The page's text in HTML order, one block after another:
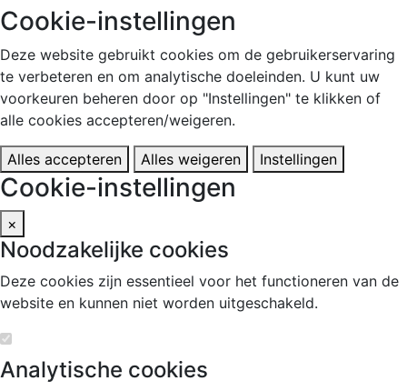
Cookie-instellingen
Deze website gebruikt cookies om de gebruikerservaring
te verbeteren en om analytische doeleinden. U kunt uw
voorkeuren beheren door op "Instellingen" te klikken of
alle cookies accepteren/weigeren.
Alles accepteren Alles weigeren Instellingen
Cookie-instellingen
×
Noodzakelijke cookies
Deze cookies zijn essentieel voor het functioneren van de
website en kunnen niet worden uitgeschakeld.
Analytische cookies